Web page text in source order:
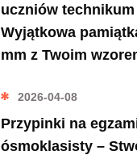
uczniów technikum
Wyjątkowa
mm z Twoim
2026-04-08
Przypinki na
ósmoklasisty –